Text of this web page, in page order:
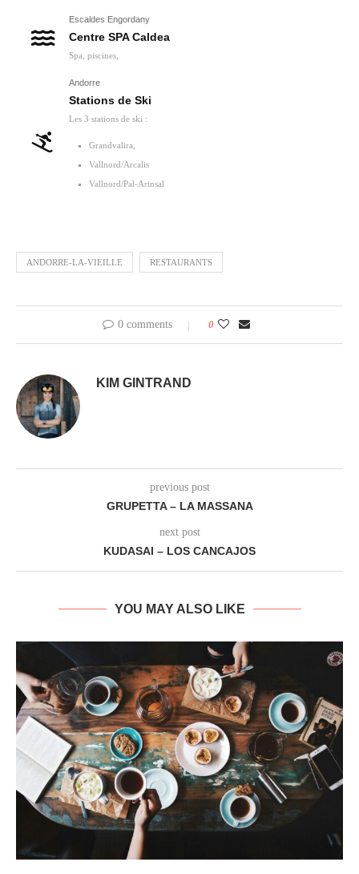
Escaldes Engordany
Centre SPA Caldea
Spa, piscines,
Andorre
Stations de Ski
Les 3 stations de ski :
Grandvalira,
Vallnord/Arcalis
Vallnord/Pal-Arinsal
ANDORRE-LA-VIEILLE RESTAURANTS
0 comments 0
KIM GINTRAND
previous post
GRUPETTA – LA MASSANA
next post
KUDASAI – LOS CANCAJOS
YOU MAY ALSO LIKE